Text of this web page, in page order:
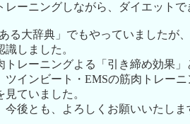
レーニングしながら、ダイエット
る大辞典」でもやっていましたが
しました。
トレーニングよる「引き締め効果
ツインビート・EMSの筋肉トレー
見ていました。
今後とも、よろしくお願いいたしま